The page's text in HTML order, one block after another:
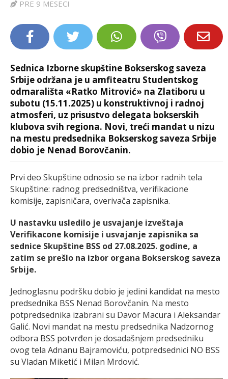
EXTRA
PRE 9 MESECI
Sednica Izborne skupštine Bokserskog saveza
Srbije održana je u amfiteatru Studentskog
odmarališta «Ratko Mitrović» na Zlatiboru u
subotu (15.11.2025) u konstruktivnoj i radnoj
atmosferi, uz prisustvo delegata bokserskih
klubova svih regiona. Novi, treći mandat u nizu
na mestu predsednika Bokserskog saveza Srbije
dobio je Nenad Borovčanin.
Prvi deo Skupštine odnosio se na izbor radnih tela
Skupštine: radnog predsedništva, verifikacione
komisije, zapisničara, overivača zapisnika.
U nastavku usledilo je usvajanje izveštaja
Verifikacone komisije i usvajanje zapisnika sa
sednice Skupštine BSS od 27.08.2025. godine, a
zatim se prešlo na izbor organa Bokserskog saveza
Srbije.
Jednoglasnu podršku dobio je jedini kandidat na mesto
predsednika BSS Nenad Borovčanin. Na mesto
potpredsednika izabrani su Davor Macura i Aleksandar
Galić. Novi mandat na mestu predsednika Nadzornog
odbora BSS potvrđen je dosadašnjem predsedniku
ovog tela Adnanu Bajramoviću, potpredsednici NO BSS
su Vladan Miketić i Milan Mrdović.